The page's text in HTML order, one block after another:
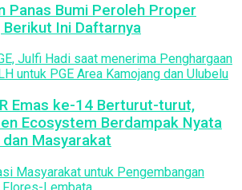
Panas Bumi Peroleh Proper
Berikut Ini Daftarnya
Emas ke-14 Berturut-turut,
Ecosystem Berdampak Nyata
Masyarakat